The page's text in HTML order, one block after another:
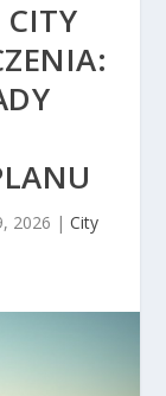
2026 | City